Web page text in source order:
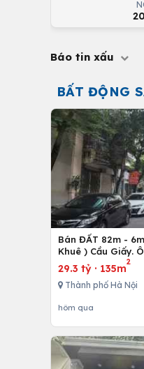
Báo tin xấu
BẤT ĐỘNG
Bán ĐẤT 82m -
Khuê ) Cầu Giấy.
29.3 tỷ · 135m
2
Thành phố Hà Nội
hôm qua